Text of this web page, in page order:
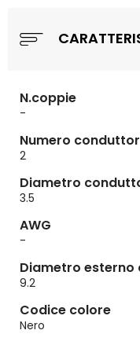
N.coppie
-
Numero
2
Diametro
3.5
AWG
-
Diametro
9.2
Codice colore
Nero